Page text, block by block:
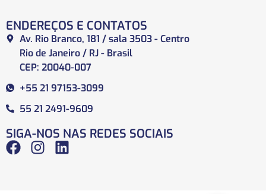
ENDEREÇOS E CONTATOS
Av. Rio Branco, 181 / sala 3503 - Centro
Rio de Janeiro / RJ - Brasil
CEP: 20040-007
+55 21 97153-3099
55 21 2491-9609
SIGA-NOS NAS REDES SOCIAIS